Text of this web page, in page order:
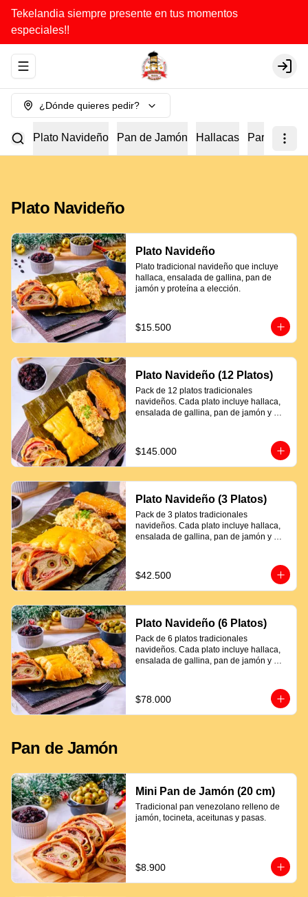
Tekelandia siempre presente en tus momentos
especiales!!
Abrir menu de navegación Login
¿Dónde quieres pedir?
Plato Navideño Pan de Jamón Hallacas Para
Plato Navideño
Plato Navideño
Plato tradicional navideño que incluye
hallaca, ensalada de gallina, pan de
jamón y proteína a elección.
$15.500
Plato Navideño (12 Platos)
Pack de 12 platos tradicionales
navideños. Cada plato incluye hallaca,
ensalada de gallina, pan de jamón y
$145.000
Plato Navideño (3 Platos)
Pack de 3 platos tradicionales
navideños. Cada plato incluye hallaca,
ensalada de gallina, pan de jamón y
$42.500
Plato Navideño (6 Platos)
Pack de 6 platos tradicionales
navideños. Cada plato incluye hallaca,
ensalada de gallina, pan de jamón y
$78.000
Pan de Jamón
Mini Pan de Jamón (20 cm)
Tradicional pan venezolano relleno de
jamón, tocineta, aceitunas y pasas.
$8.900